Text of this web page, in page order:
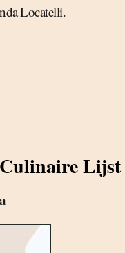
Locatelli.
Culinaire Lijst